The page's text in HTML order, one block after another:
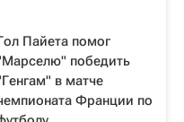
Пайета помог
победить
в матче
Франции по